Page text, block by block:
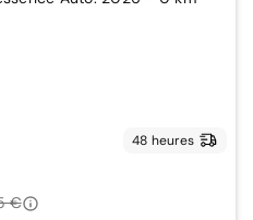
48 heures
€